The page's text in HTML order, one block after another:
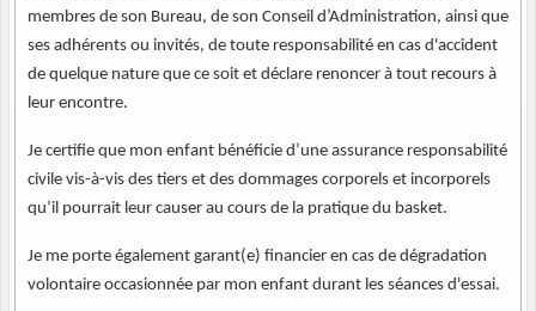
membres de son Bureau, de son Conseil d’Administration, ainsi que
ses adhérents ou invités, de toute responsabilité en cas d'accident
de quelque nature que ce soit et déclare renoncer à tout recours à
leur encontre.
Je certifie que mon enfant bénéficie d’une assurance responsabilité
civile vis-à-vis des tiers et des dommages corporels et incorporels
qu’il pourrait leur causer au cours de la pratique du basket.
Je me porte également garant(e) financier en cas de dégradation
volontaire occasionnée par mon enfant durant les séances d'essai.